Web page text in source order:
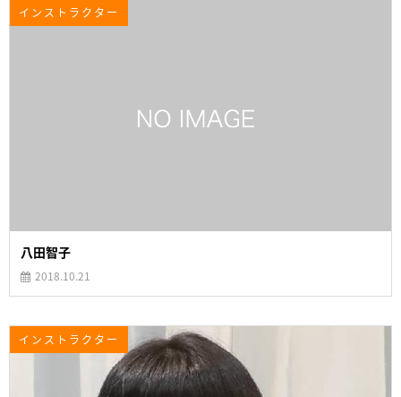
インストラクター
八田智子
2018.10.21
インストラクター